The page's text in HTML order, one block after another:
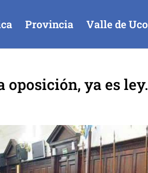
Provincia Valle de Uco
ya es ley.